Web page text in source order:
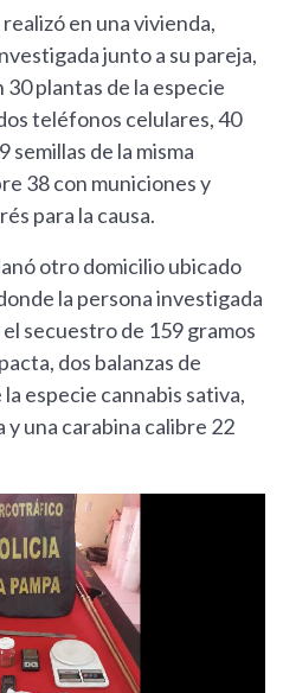
en una vivienda,
junto a su pareja,
plantas de la especie
teléfonos celulares, 40
semillas de la misma
38 con municiones y
para la causa.
otro domicilio ubicado
la persona investigada
secuestro de 159 gramos
dos balanzas de
especie cannabis sativa,
y una carabina calibre 22